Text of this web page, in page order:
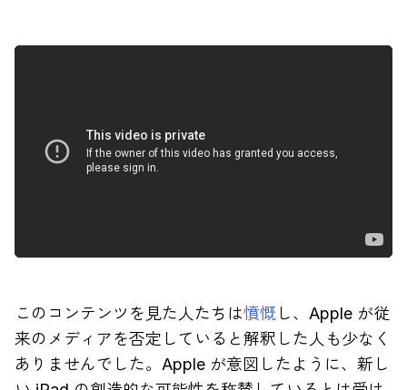
このコンテンツを見た人たちは憤慨 し、Apple が従
来のメディアを否定していると解釈した人も少なく
ありませんでした。Apple が意図したように、新し